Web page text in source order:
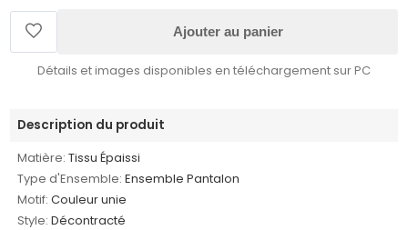
Ajouter au panier
Détails et images disponibles en téléchargement sur PC
Description du produit
Matière: Tissu Épaissi
Type d'Ensemble: Ensemble Pantalon
Motif: Couleur unie
Style: Décontracté